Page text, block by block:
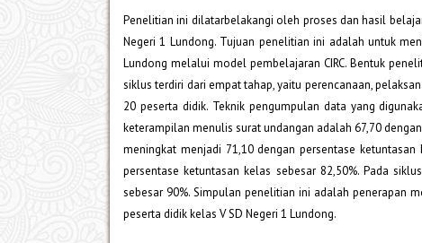
Penelitian ini dilatarbelakangi oleh proses dan hasil
Negeri 1 Lundong. Tujuan penelitian ini adalah untuk
Lundong melalui model pembelajaran CIRC. Bentuk
siklus terdiri dari empat tahap, yaitu perencanaan,
20 peserta didik. Teknik pengumpulan data yang
keterampilan menulis surat undangan adalah 67,70
meningkat menjadi 71,10 dengan persentase
persentase ketuntasan kelas sebesar 82,50%. Pada
sebesar 90%. Simpulan penelitian ini adalah penerapan
peserta didik kelas V SD Negeri 1 Lundong.